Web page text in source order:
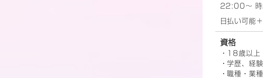
22:00～
日払い可能
資格
・18歳以上
・学歴、経
・職種・業